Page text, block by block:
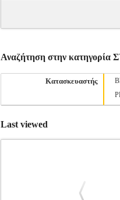
Αναζήτηση στην
Κατασκευαστής
Last viewed